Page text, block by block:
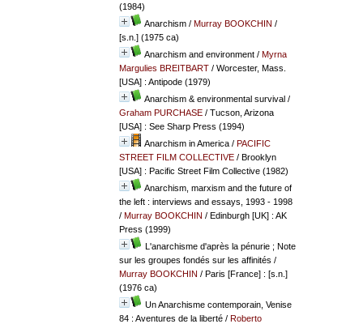
(1984)
Anarchism/ Murray BOOKCHIN /
[s.n.] (1975 ca)
Anarchism and environment/ Myrna
Margulies BREITBART/ Worcester, Mass.
[USA] : Antipode (1979)
Anarchism & environmental survival/
Graham PURCHASE/ Tucson, Arizona
[USA] : See Sharp Press (1994)
Anarchism in America/ PACIFIC
STREET FILM COLLECTIVE/ Brooklyn
[USA] : Pacific Street Film Collective (1982)
Anarchism, marxism and the future of
the left : interviews and essays, 1993 - 1998
/ Murray BOOKCHIN / Edinburgh [UK] : AK
Press (1999)
L'anarchisme d'après la pénurie ; Note
sur les groupes fondés sur les affinités /
Murray BOOKCHIN / Paris [France] : [s.n.]
(1976 ca)
Un Anarchisme contemporain, Venise
84 : Aventures de la liberté/ Roberto